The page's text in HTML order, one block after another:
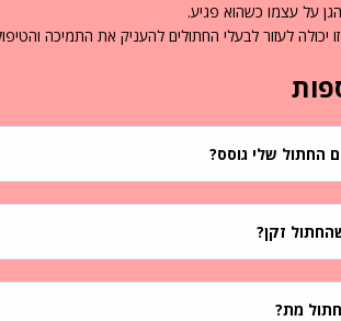
על עצמו כשהוא פגיע.
יכולה לעזור לבעלי החתולים להעניק את התמיכה
החתול שלי גוסס?
זקן?
מת?